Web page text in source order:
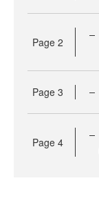
Page 2
Page 3
Page 4